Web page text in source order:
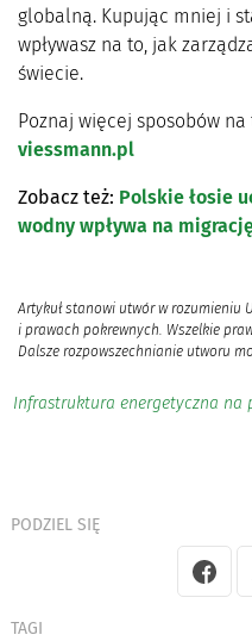
globalną. Kupując mniej i
wpływasz na to, jak
świecie.
Poznaj więcej sposobów na
viessmann.pl
Zobacz też: Polskie łosie
wodny wpływa na
Artykuł stanowi utwór w rozumieniu
i prawach pokrewnych. Wszelkie
Dalsze rozpowszechnianie utworu
Infrastruktura energetyczna na
PODZIEL SIĘ
TAGI